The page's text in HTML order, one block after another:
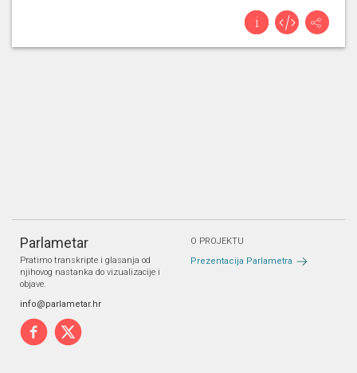
Parlametar
Pratimo transkripte i glasanja od
njihovog nastanka do vizualizacije i
objave.
info@parlametar.hr
O PROJEKTU
Prezentacija Parlametra